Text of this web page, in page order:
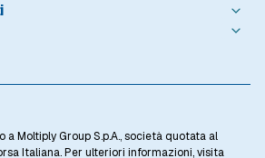
dei tuoi sogni con un mutuo
a Moltiply Group S.p.A., società quotata al
Italiana. Per ulteriori informazioni, visita